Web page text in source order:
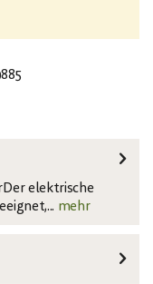
elektrische
mehr